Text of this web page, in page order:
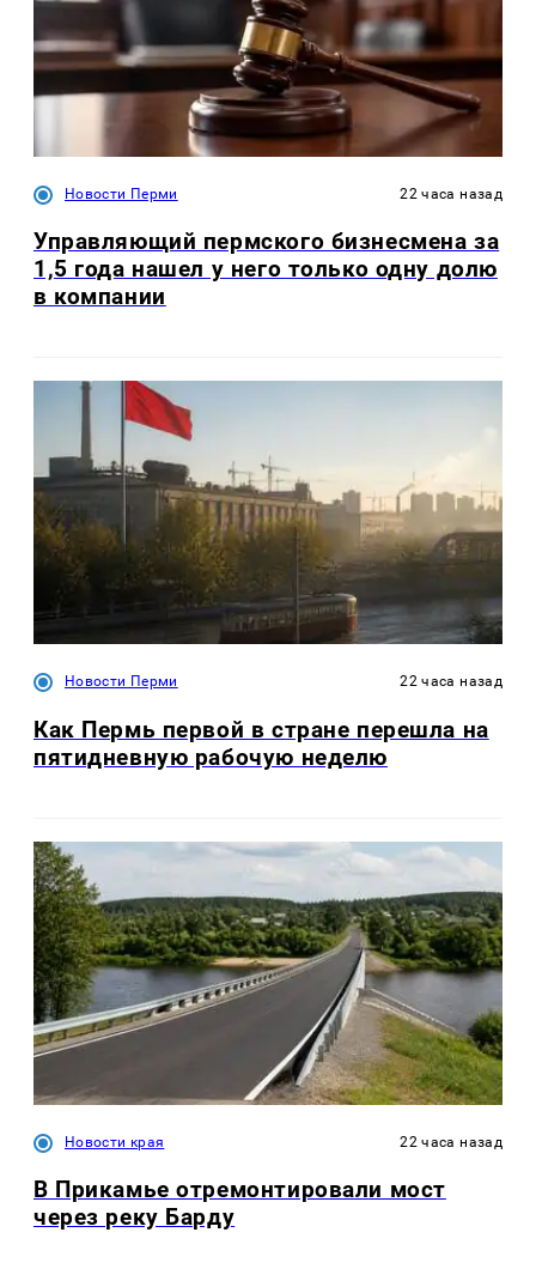
Новости Перми 22 часа назад
Управляющий пермского бизнесмена за
1,5 года нашел у него только одну долю
в компании
Новости Перми 22 часа назад
Как Пермь первой в стране перешла на
пятидневную рабочую неделю
Новости края 22 часа назад
В Прикамье отремонтировали мост
через реку Барду